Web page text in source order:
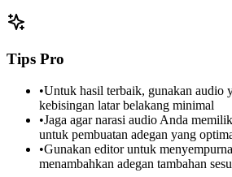
Tips Pro
•Untuk hasil terbaik, gunakan audio
kebisingan latar belakang minimal
•Jaga agar narasi audio Anda
untuk pembuatan adegan yang
•Gunakan editor untuk
menambahkan adegan tambahan